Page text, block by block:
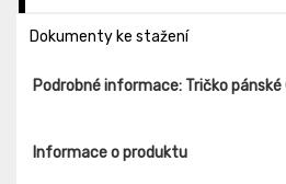
Dokumenty ke stažení
Podrobné informace: Tričko pánské
Informace o produktu